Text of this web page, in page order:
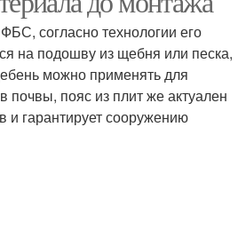
согласно технологии его
на подошву из щебня или песка,
можно применять для
пояс из плит же актуален
и гарантирует сооружению